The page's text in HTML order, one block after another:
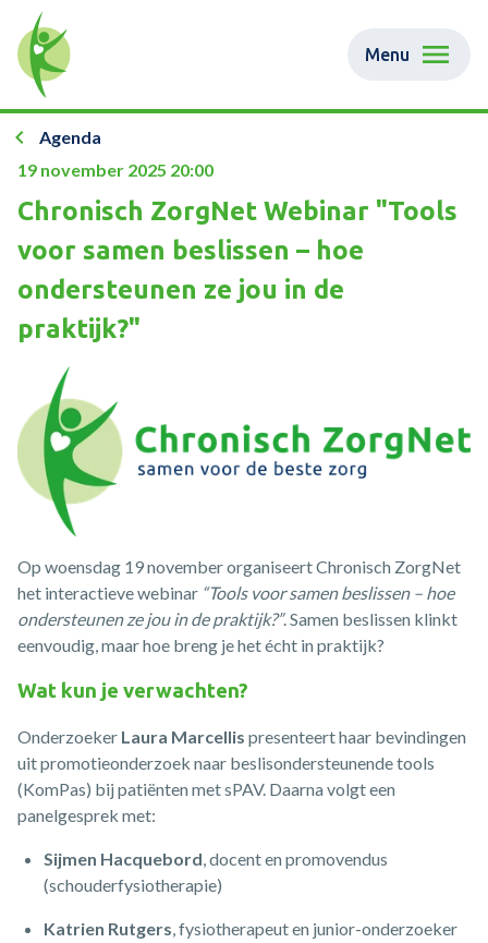
Menu
Agenda
19 november 2025 20:00
Chronisch ZorgNet Webinar "Tools
voor samen beslissen – hoe
ondersteunen ze jou in de
praktijk?"
Op woensdag 19 november organiseert Chronisch ZorgNet
het interactieve webinar “Tools voor samen beslissen – hoe
ondersteunen ze jou in de praktijk?”. Samen beslissen klinkt
eenvoudig, maar hoe breng je het écht in praktijk?
Wat kun je verwachten?
Onderzoeker Laura Marcellis presenteert haar bevindingen
uit promotieonderzoek naar beslisondersteunende tools
(KomPas) bij patiënten met sPAV. Daarna volgt een
panelgesprek met:
Sijmen Hacquebord, docent en promovendus
(schouderfysiotherapie)
Katrien Rutgers, fysiotherapeut en junior-onderzoeker